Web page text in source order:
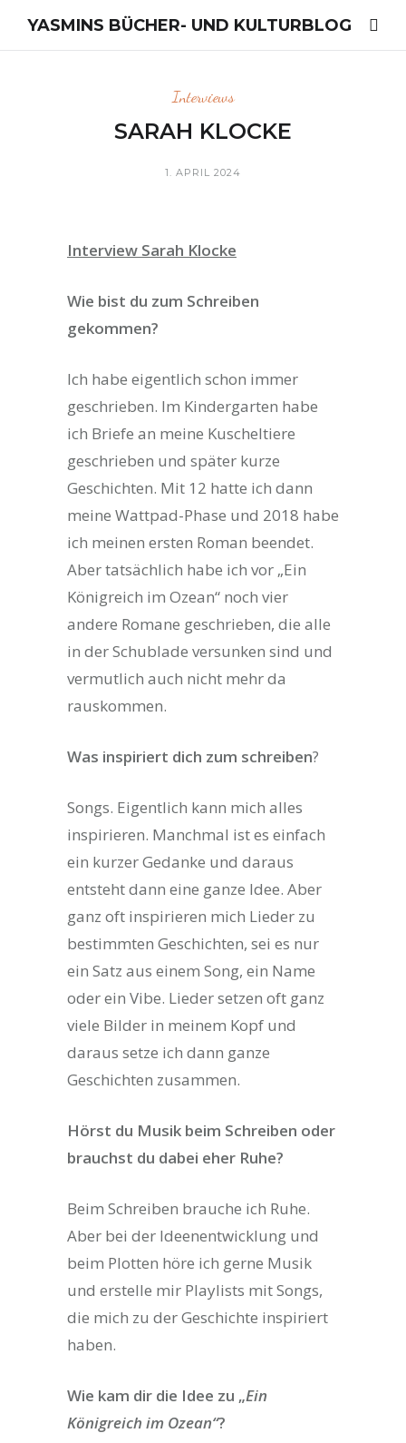
YASMINS BÜCHER- UND KULTURBLOG
Interviews
SARAH KLOCKE
1. APRIL 2024
Interview Sarah Klocke
Wie bist du zum Schreiben
gekommen?
Ich habe eigentlich schon immer
geschrieben. Im Kindergarten habe
ich Briefe an meine Kuscheltiere
geschrieben und später kurze
Geschichten. Mit 12 hatte ich dann
meine Wattpad-Phase und 2018 habe
ich meinen ersten Roman beendet.
Aber tatsächlich habe ich vor „Ein
Königreich im Ozean“ noch vier
andere Romane geschrieben, die alle
in der Schublade versunken sind und
vermutlich auch nicht mehr da
rauskommen.
Was inspiriert dich zum schreiben?
Songs. Eigentlich kann mich alles
inspirieren. Manchmal ist es einfach
ein kurzer Gedanke und daraus
entsteht dann eine ganze Idee. Aber
ganz oft inspirieren mich Lieder zu
bestimmten Geschichten, sei es nur
ein Satz aus einem Song, ein Name
oder ein Vibe. Lieder setzen oft ganz
viele Bilder in meinem Kopf und
daraus setze ich dann ganze
Geschichten zusammen.
Hörst du Musik beim Schreiben oder
brauchst du dabei eher Ruhe?
Beim Schreiben brauche ich Ruhe.
Aber bei der Ideenentwicklung und
beim Plotten höre ich gerne Musik
und erstelle mir Playlists mit Songs,
die mich zu der Geschichte inspiriert
haben.
Wie kam dir die Idee zu „Ein
Königreich im Ozean“?